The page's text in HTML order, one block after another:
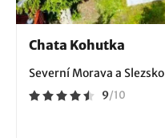
Chata Kohutka
Severní Morava a Slezsko
9/10